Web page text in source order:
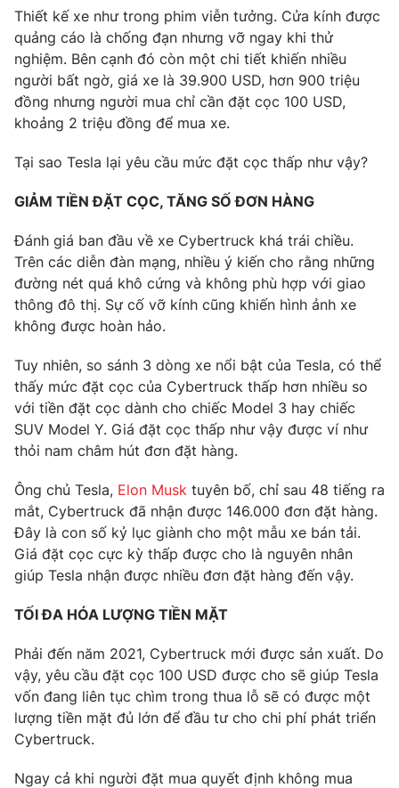
Hậu trường
Nhân vật
Khán giả
Giải sao mai
Điện ảnh
Âm nhạc
Sao
Đời sống
Du lịch
Làm đẹp
Giáo dục
Tuyển sinh
Học trực tuyến
Thị trường
Tư vấn
Giao lưu trực tuyến
Lịch phát sóng
Chuyên mục khác
Photo Infographic
Video Shorts video
VTV Money VTV Thể thao
VTV Sức khoẻ Bất động sản
Thị trường 24h Tấm lòng Việt
VTV4 Vươn mình bằng AI
VTV9 VTV8
Thiết kế xe như trong phim viễn tưởng. Cửa kính được
quảng cáo là chống đạn nhưng vỡ ngay khi thử
nghiệm. Bên cạnh đó còn một chi tiết khiến nhiều
người bất ngờ, giá xe là 39.900 USD, hơn 900 triệu
đồng nhưng người mua chỉ cần đặt cọc 100 USD,
khoảng 2 triệu đồng để mua xe.
Tại sao Tesla lại yêu cầu mức đặt cọc thấp như vậy?
GIẢM TIỀN ĐẶT CỌC, TĂNG SỐ ĐƠN HÀNG
Đánh giá ban đầu về xe Cybertruck khá trái chiều.
Trên các diễn đàn mạng, nhiều ý kiến cho rằng những
đường nét quá khô cứng và không phù hợp với giao
thông đô thị. Sự cố vỡ kính cũng khiến hình ảnh xe
không được hoàn hảo.
Tuy nhiên, so sánh 3 dòng xe nổi bật của Tesla, có thể
thấy mức đặt cọc của Cybertruck thấp hơn nhiều so
với tiền đặt cọc dành cho chiếc Model 3 hay chiếc
SUV Model Y. Giá đặt cọc thấp như vậy được ví như
thỏi nam châm hút đơn đặt hàng.
Ông chủ Tesla, Elon Musk tuyên bố, chỉ sau 48 tiếng ra
mắt, Cybertruck đã nhận được 146.000 đơn đặt hàng.
Đây là con số kỷ lục giành cho một mẫu xe bán tải.
Giá đặt cọc cực kỳ thấp được cho là nguyên nhân
giúp Tesla nhận được nhiều đơn đặt hàng đến vậy.
TỐI ĐA HÓA LƯỢNG TIỀN MẶT
Phải đến năm 2021, Cybertruck mới được sản xuất. Do
vậy, yêu cầu đặt cọc 100 USD được cho sẽ giúp Tesla
vốn đang liên tục chìm trong thua lỗ sẽ có được một
lượng tiền mặt đủ lớn để đầu tư cho chi phí phát triển
Cybertruck.
Ngay cả khi người đặt mua quyết định không mua